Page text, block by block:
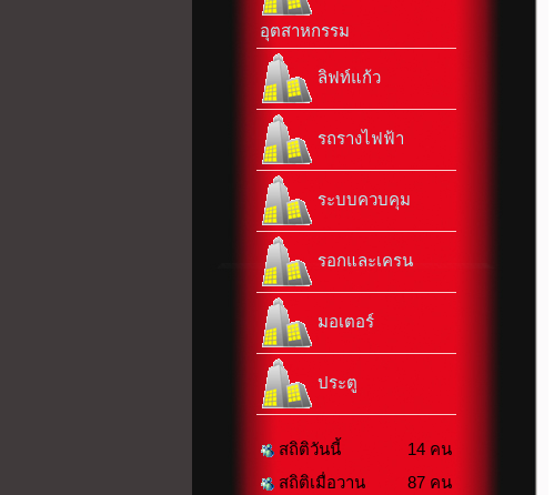
อุตสาหกรรม
ลิฟท์แก้ว
รถรางไฟฟ้า
ระบบควบคุม
รอกและเครน
มอเตอร์
ประตู
สถิติวันนี้
14 คน
สถิติเมื่อวาน
87 คน